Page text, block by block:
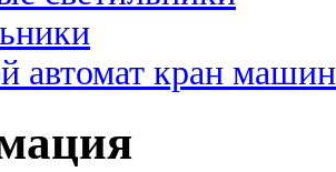
автомат кран